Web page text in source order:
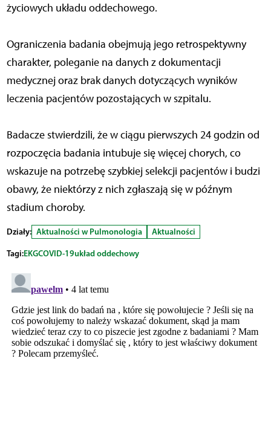
życiowych układu oddechowego.
Ograniczenia badania obejmują jego retrospektywny
charakter, poleganie na danych z dokumentacji
medycznej oraz brak danych dotyczących wyników
leczenia pacjentów pozostających w szpitalu.
Badacze stwierdzili, że w ciągu pierwszych 24 godzin od
rozpoczęcia badania intubuje się więcej chorych, co
wskazuje na potrzebę szybkiej selekcji pacjentów i budzi
obawy, że niektórzy z nich zgłaszają się w późnym
stadium choroby.
Działy: Aktualności w Pulmonologia
Aktualności
Tagi:EKGCOVID-19układ oddechowy